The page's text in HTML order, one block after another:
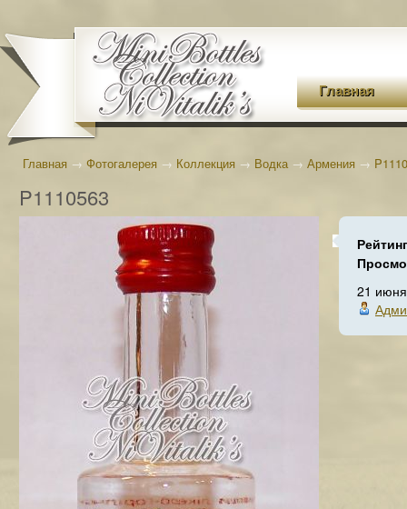
Главная
Главная → Фотогалерея → Коллекция → Водка→ Армения →
P1110563
21